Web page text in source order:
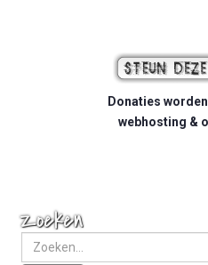
Donaties
webhosting &
Zoeken